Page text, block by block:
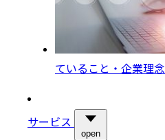
ていること・企業理念
サービス
open